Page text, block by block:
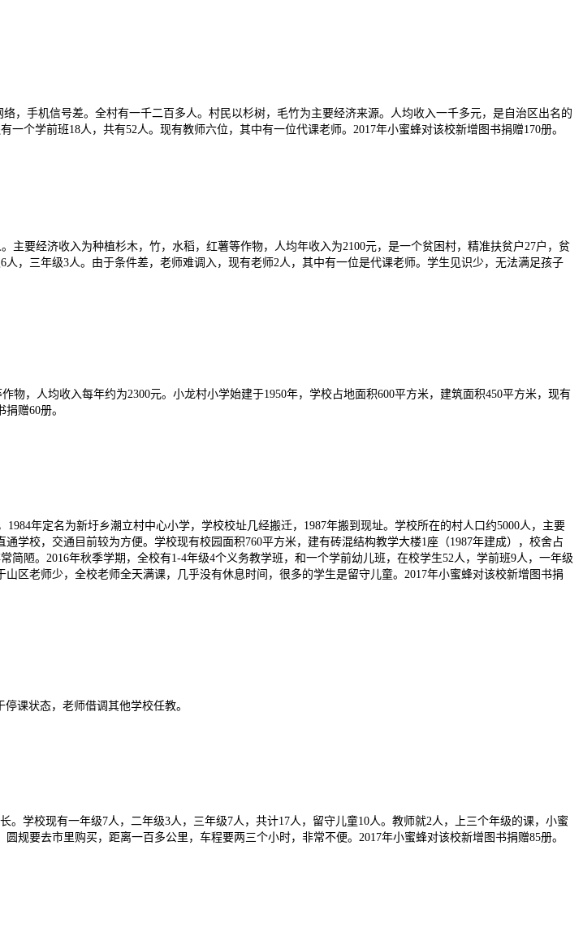
手机信号差。全村有一千二百多人。村民以杉树，毛竹为主要经济来源。人均收入一千多元，是自治区出名的
一个学前班18人，共有52人。现有教师六位，其中有一位代课老师。2017年小蜜蜂对该校新增图书捐赠170册。
经济收入为种植杉木，竹，水稻，红薯等作物，人均年收入为2100元，是一个贫困村，精准扶贫户27户，贫
，三年级3人。由于条件差，老师难调入，现有老师2人，其中有一位是代课老师。学生见识少，无法满足孩子
物，人均收入每年约为2300元。小龙村小学始建于1950年，学校占地面积600平方米，建筑面积450平方米，现有
赠60册。
年定名为新圩乡潮立村中心小学，学校校址几经搬迁，1987年搬到现址。学校所在的村人口约5000人，主要
学校，交通目前较为方便。学校现有校园面积760平方米，建有砖混结构教学大楼1座（1987年建成），校舍占
陋。2016年秋季学期，全校有1-4年级4个义务教学班，和一个学前幼儿班，在校学生52人，学前班9人，一年级
区老师少，全校老师全天满课，几乎没有休息时间，很多的学生是留守儿童。2017年小蜜蜂对该校新增图书捐
状态，老师借调其他学校任教。
校现有一年级7人，二年级3人，三年级7人，共计17人，留守儿童10人。教师就2人，上三个年级的课，小蜜
要去市里购买，距离一百多公里，车程要两三个小时，非常不便。2017年小蜜蜂对该校新增图书捐赠85册。